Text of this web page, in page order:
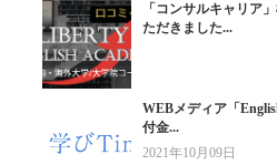
「コンサルキャリア
ただきました...
WEBメディア「
付金...
2021年10月09日